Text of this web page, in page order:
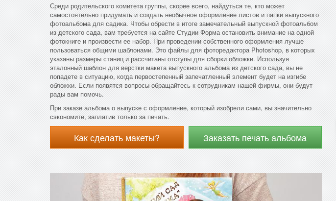
Среди родительского комитета группы, скорее всего, найдуться те, кто может
самостоятельно придумать и создать необычное оформление листов и папки выпускного
фотоальбома для садика. Чтобы обрести в итоге замечательный выпускной фотоальбом
из детского сада, вам требуется на сайте Студии Форма остановить внимание на одной
фотокниге и произвести ее набор. При проведении собственного оформления лучше
пользоваться общими шаблонами. Это файлы для фоторедактора Photoshop, в которых
указаны размеры станиц и рассчитаны отступы для сборки обложки. Используя
эталонный шаблон для верстки макета выпускного альбома из детского сада, вы не
попадете в ситуацию, когда первостепенный запечатленный элемент будет на изгибе
обложки. Если появятся вопросы обращайтесь к сотрудникам нашей фирмы, они будут
рады вам помочь.
При заказе альбома о выпуске с оформление, который изобрели сами, вы значительно
сэкономите, заплатив только за печать.
Как сделать макеты? Заказать печать альбома